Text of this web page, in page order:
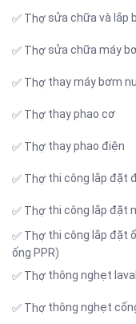
✅ Thợ sửa chữa và lắp
✅ Thợ sửa chữa máy
✅ Thợ thay máy bơm
✅ Thợ thay phao cơ
✅ Thợ thay phao điện
✅ Thợ thi công lắp đặt
✅ Thợ thi công lắp đặt
✅ Thợ thi công lắp đặt
ống PPR)
✅ Thợ thông nghẹt
✅ Thợ thông nghẹt